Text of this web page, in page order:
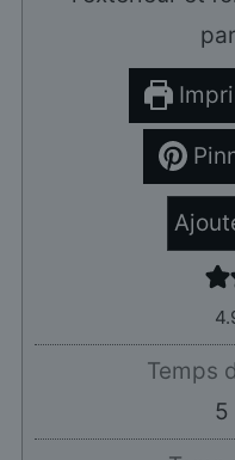
Temps
5